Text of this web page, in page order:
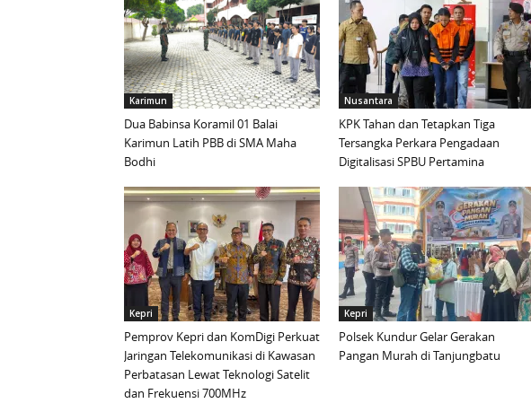
Karimun
Dua Babinsa Koramil 01 Balai
Karimun Latih PBB di SMA Maha
Bodhi
Nusantara
KPK Tahan dan Tetapkan Tiga
Tersangka Perkara Pengadaan
Digitalisasi SPBU Pertamina
Kepri
Pemprov Kepri dan KomDigi Perkuat
Jaringan Telekomunikasi di Kawasan
Perbatasan Lewat Teknologi Satelit
dan Frekuensi 700MHz
Kepri
Polsek Kundur Gelar Gerakan
Pangan Murah di Tanjungbatu